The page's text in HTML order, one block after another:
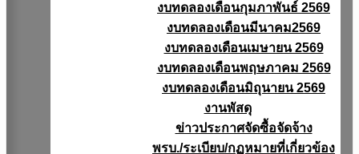
งบทดลองเดือนกุมภาพันธ์ 2569
งบทดลองเดือนมีนาคม2569
งบทดลองเดือนเมษายน 2569
งบทดลองเดือนพฤษภาคม 2569
งบทดลองเดือนมิถุนายน 2569
งานพัสดุ
ข่าวประกาศจัดซื้อจัดจ้าง
พรบ./ระเบียบ/กฏหมายที่เกี่ยวข้อง